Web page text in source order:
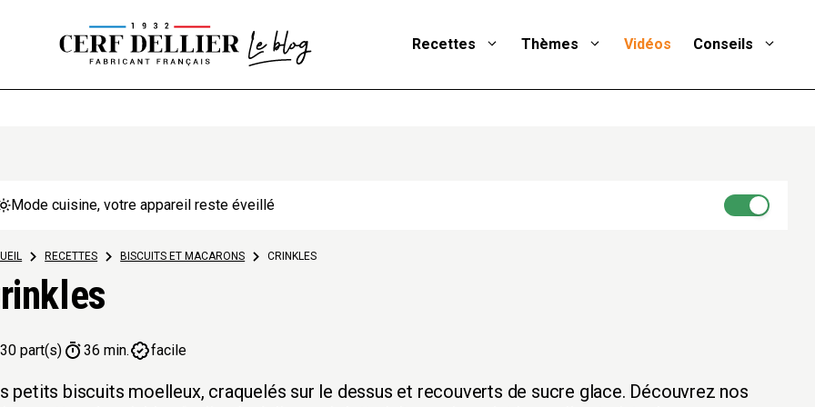
Recettes Thèmes Vidéos Conseils
Mode cuisine, votre appareil reste éveillé
> RECETTES > BISCUITS ET MACARONS > CRINKLES
30 part(s) 36 min. facile
petits biscuits moelleux, craquelés sur le dessus et recouverts de sucre glace. Découvrez nos